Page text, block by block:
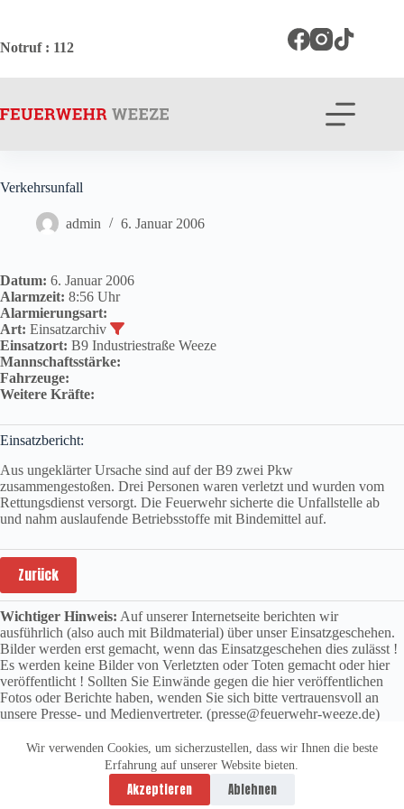
springen
Wir verwenden Cookies, um sicherzustellen, dass wir Ihnen die beste
Erfahrung auf unserer Website bieten.
Akzeptieren Ablehnen
Notruf: 112
Verkehrsunfall
admin 6. Januar 2006
Datum: 6. Januar 2006
Alarmzeit: 8:56 Uhr
Alarmierungsart:
Art: Einsatzarchiv
Einsatzort: B9 Industriestraße Weeze
Mannschaftsstärke:
Fahrzeuge:
Weitere Kräfte:
Einsatzbericht:
Aus ungeklärter Ursache sind auf der B9 zwei Pkw
zusammengestoßen. Drei Personen waren verletzt und wurden vom
Rettungsdienst versorgt. Die Feuerwehr sicherte die Unfallstelle ab
und nahm auslaufende Betriebsstoffe mit Bindemittel auf.
Zurück
Wichtiger Hinweis: Auf unserer Internetseite berichten wir
ausführlich (also auch mit Bildmaterial) über unser Einsatzgeschehen.
Bilder werden erst gemacht, wenn das Einsatzgeschehen dies zulässt !
Es werden keine Bilder von Verletzten oder Toten gemacht oder hier
veröffentlicht ! Sollten Sie Einwände gegen die hier veröffentlichen
Fotos oder Berichte haben, wenden Sie sich bitte vertrauensvoll an
unsere Presse- und Medienvertreter. (presse@feuerwehr-weeze.de)
Datenschutzerklärung
Impressum
Copyright © 2026 -
vitolution